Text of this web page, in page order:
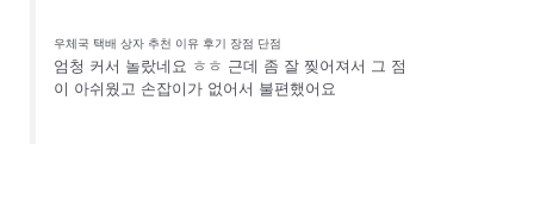
우체국 택배 상자 추천 이유 후기 장점 단점
엄청 커서 놀랐네요 ㅎㅎ 근데 좀 잘 찢어져서 그 점
이 아쉬웠고 손잡이가 없어서 불편했어요